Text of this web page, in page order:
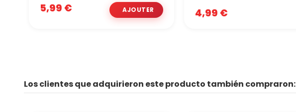
5,99 € 4,99 €
Los clientes que adquirieron este producto también compraron: